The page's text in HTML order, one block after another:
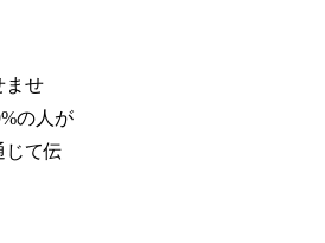
ませ
の人が
じて伝